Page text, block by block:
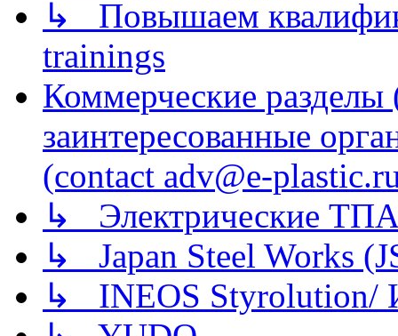
↳ Повышаем
trainings
Коммерческие
заинтересованные
(contact adv@e-
↳ Электрические
↳ Japan Steel Works
↳ INEOS